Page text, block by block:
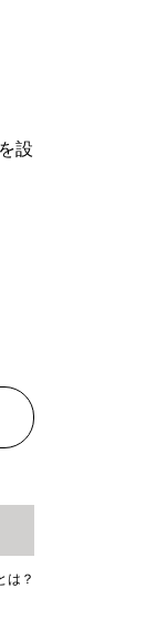
設
は？